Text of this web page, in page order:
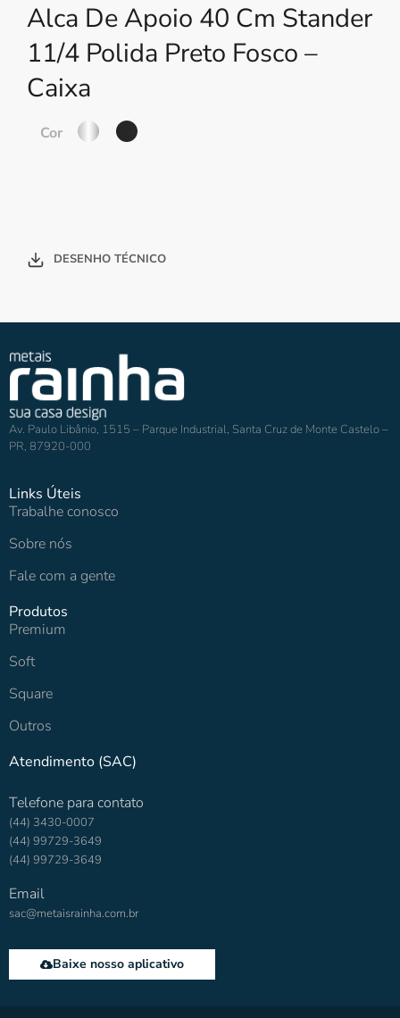
Alca De Apoio 40 Cm Stander
11/4 Polida Preto Fosco –
Caixa
Cor
DESENHO TÉCNICO
Av. Paulo Libânio, 1515 – Parque Industrial, Santa Cruz de Monte Castelo –
PR, 87920-000
Links Úteis
Trabalhe conosco
Sobre nós
Fale com a gente
Produtos
Premium
Soft
Square
Outros
Atendimento (SAC)
Telefone para contato
(44) 3430-0007
(44) 99729-3649
(44) 99729-3649
Email
sac@metaisrainha.com.br
Baixe nosso aplicativo